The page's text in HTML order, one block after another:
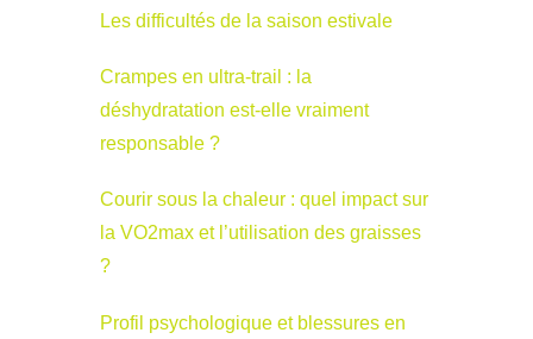
Les difficultés de la saison estivale
Crampes en ultra-trail : la
déshydratation est-elle vraiment
responsable ?
Courir sous la chaleur : quel impact sur
la VO2max et l’utilisation des graisses
?
Profil psychologique et blessures en